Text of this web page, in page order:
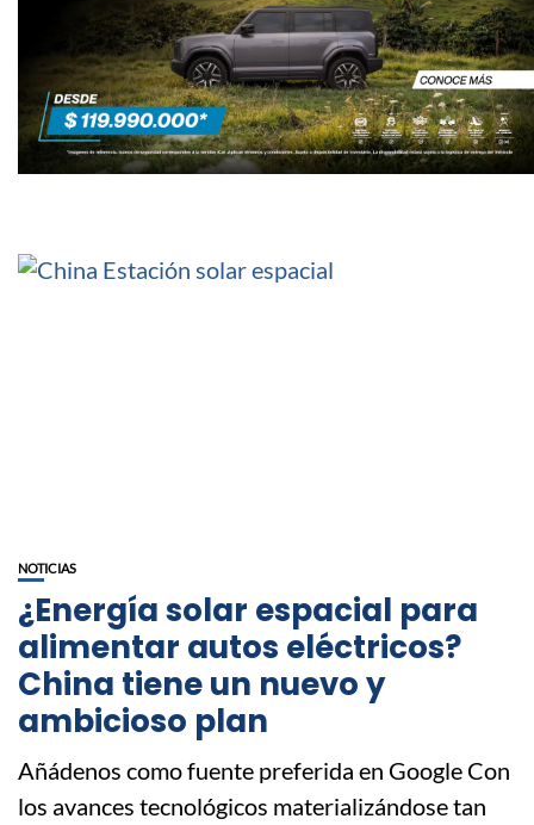
NOTICIAS
¿Energía solar espacial para
alimentar autos eléctricos?
China tiene un nuevo y
ambicioso plan
Añádenos como fuente preferida en Google Con
los avances tecnológicos materializándose tan